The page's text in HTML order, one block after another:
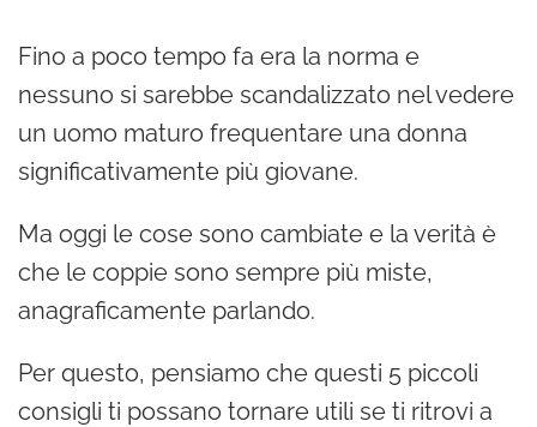
Fino a poco tempo fa era la norma e
nessuno si sarebbe scandalizzato nel vedere
un uomo maturo frequentare una donna
significativamente più giovane.
Ma oggi le cose sono cambiate e la verità è
che le coppie sono sempre più miste,
anagraficamente parlando.
Per questo, pensiamo che questi 5 piccoli
consigli ti possano tornare utili se ti ritrovi a